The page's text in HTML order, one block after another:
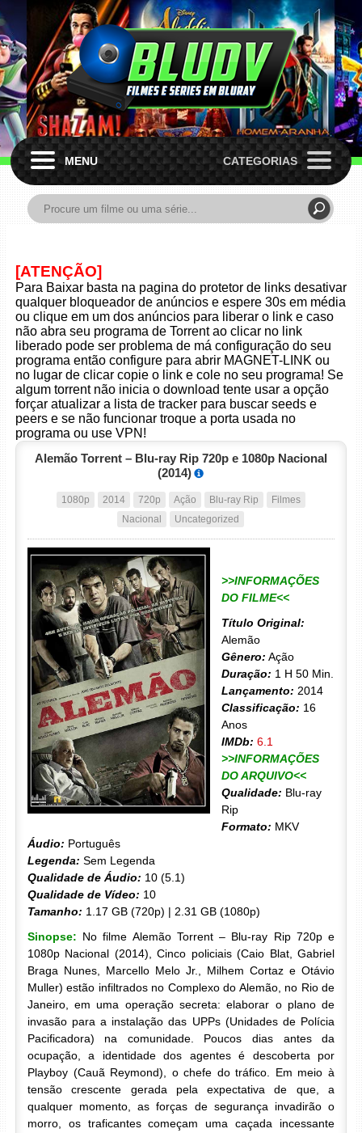
MENU CATEGORIAS
[ATENÇÃO]
Para Baixar basta na pagina do protetor de links desativar
qualquer bloqueador de anúncios e espere 30s em média
ou clique em um dos anúncios para liberar o link e caso
não abra seu programa de Torrent ao clicar no link
liberado pode ser problema de má configuração do seu
programa então configure para abrir MAGNET-LINK ou
no lugar de clicar copie o link e cole no seu programa! Se
algum torrent não inicia o download tente usar a opção
forçar atualizar a lista de tracker para buscar seeds e
peers e se não funcionar troque a porta usada no
programa ou use VPN!
Alemão Torrent – Blu-ray Rip 720p e 1080p Nacional
(2014)
1080p 2014 720p Ação Blu-ray Rip
Filmes
Nacional
Uncategorized
>>INFORMAÇÕES
DO FILME<<
Título Original:
Alemão
Gênero: Ação
Duração: 1 H 50 Min.
Lançamento: 2014
Classificação: 16
Anos
IMDb: 6.1
>>INFORMAÇÕES
DO ARQUIVO<<
Qualidade: Blu-ray
Rip
Formato: MKV
Áudio: Português
Legenda: Sem Legenda
Qualidade de Áudio: 10 (5.1)
Qualidade de Vídeo: 10
Tamanho: 1.17 GB (720p) | 2.31 GB (1080p)
Sinopse: No filme Alemão Torrent – Blu-ray Rip 720p e
1080p Nacional (2014), Cinco policiais (Caio Blat, Gabriel
Braga Nunes, Marcello Melo Jr., Milhem Cortaz e Otávio
Muller) estão infiltrados no Complexo do Alemão, no Rio de
Janeiro, em uma operação secreta: elaborar o plano de
invasão para a instalação das UPPs (Unidades de Polícia
Pacificadora) na comunidade. Poucos dias antes da
ocupação, a identidade dos agentes é descoberta por
Playboy (Cauã Reymond), o chefe do tráfico. Em meio à
tensão crescente gerada pela expectativa de que, a
qualquer momento, as forças de segurança invadirão o
morro, os traficantes começam uma caçada incessante